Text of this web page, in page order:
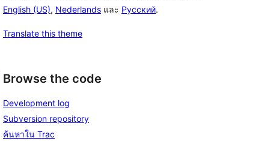
English (US), Nederlands และ Русский.
Translate this theme
Browse the code
Development log
Subversion repository
ค้นหาใน Trac